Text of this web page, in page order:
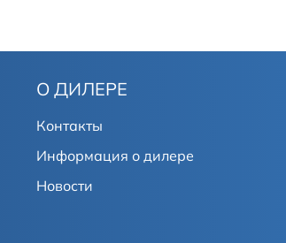
О ДИЛЕРЕ
Контакты
Информация о дилере
Новости